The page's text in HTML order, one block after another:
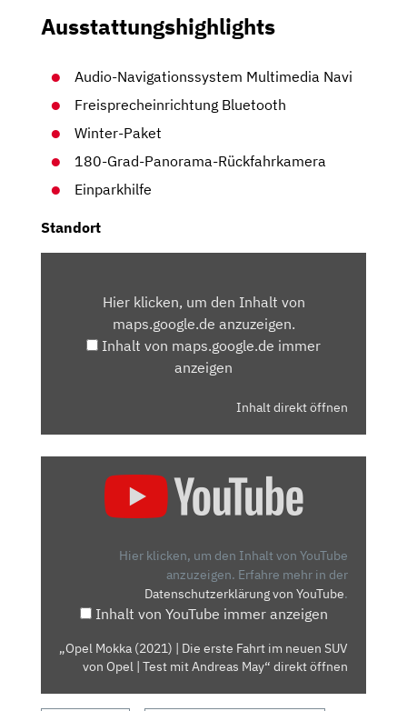
Ausstattungshighlights
Audio-Navigationssystem Multimedia Navi
Freisprecheinrichtung Bluetooth
Winter-Paket
180-Grad-Panorama-Rückfahrkamera
Einparkhilfe
Standort
MAPS.GOOGLE.DEHier klicken, um den Inhalt von
maps.google.de anzuzeigen.
Inhalt von maps.google.de immer
anzeigen
Inhalt direkt öffnen
NEUEN
OPEL
Hier klicken, um den Inhalt von YouTube
anzuzeigen. Erfahre mehr in der
Datenschutzerklärung von YouTube.
Inhalt von YouTube immer anzeigen
„Opel Mokka (2021) | Die erste Fahrt im neuen SUV
von Opel | Test mit Andreas May“ direkt öffnen